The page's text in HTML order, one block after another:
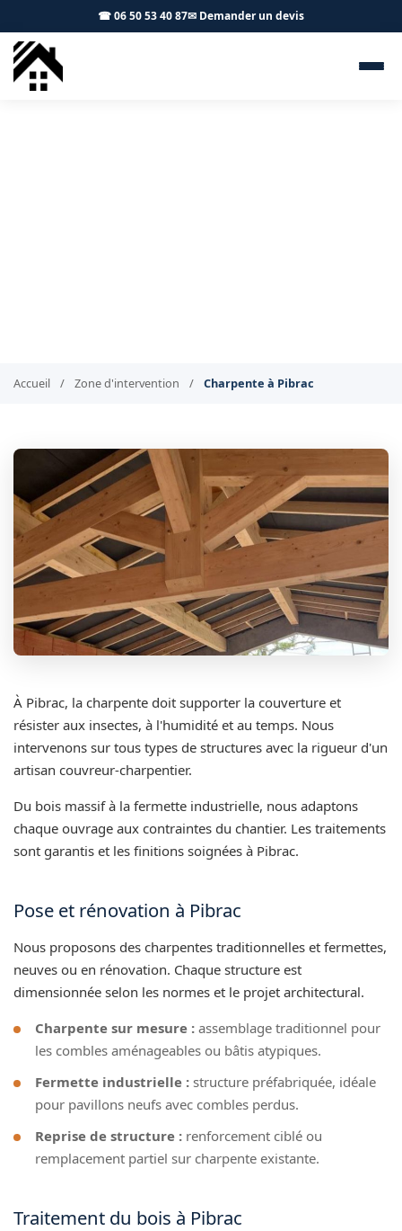
☎ 06 50 53 40 87✉ Demander un devis
Accueil / Zone d'intervention / Charpente à Pibrac
À Pibrac, la charpente doit supporter la couverture et
résister aux insectes, à l'humidité et au temps. Nous
intervenons sur tous types de structures avec la rigueur d'un
artisan couvreur-charpentier.
Du bois massif à la fermette industrielle, nous adaptons
chaque ouvrage aux contraintes du chantier. Les traitements
sont garantis et les finitions soignées à Pibrac.
Pose et rénovation à Pibrac
Nous proposons des charpentes traditionnelles et fermettes,
neuves ou en rénovation. Chaque structure est
dimensionnée selon les normes et le projet architectural.
Charpente sur mesure : assemblage traditionnel pour
les combles aménageables ou bâtis atypiques.
Fermette industrielle : structure préfabriquée, idéale
pour pavillons neufs avec combles perdus.
Reprise de structure : renforcement ciblé ou
remplacement partiel sur charpente existante.
Traitement du bois à Pibrac